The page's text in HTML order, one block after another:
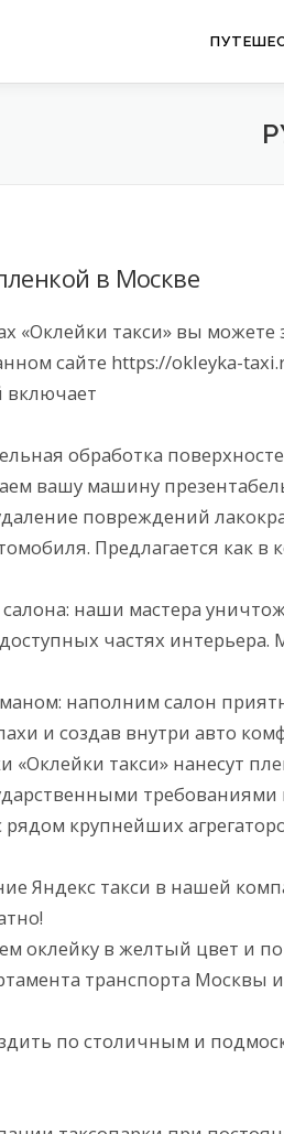
в Москве
«Оклейки такси» вы можете
сайте https://okleyka-
включает
обработка
вашу машину
повреждений
Предлагается как
наши мастера
частях
наполним салон
и создав внутри авто
«Оклейки такси» нанесут
крупнейших
Яндекс такси в нашей
оклейку в желтый цвет и
транспорта Москвы
по столичным и